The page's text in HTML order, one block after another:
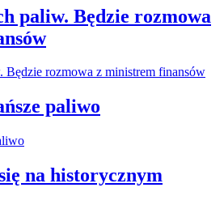
paliw. Będzie rozmowa
paliwo
na historycznym